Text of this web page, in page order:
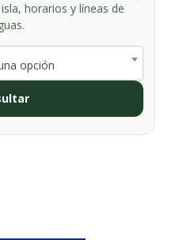
horarios y líneas de
opción